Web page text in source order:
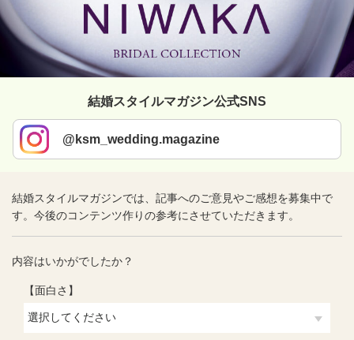
結婚スタイルマガジン公式SNS
@ksm_wedding.magazine
結婚スタイルマガジンでは、記事へのご意見やご感想を募集中で
す。今後のコンテンツ作りの参考にさせていただきます。
内容はいかがでしたか？
【面白さ】